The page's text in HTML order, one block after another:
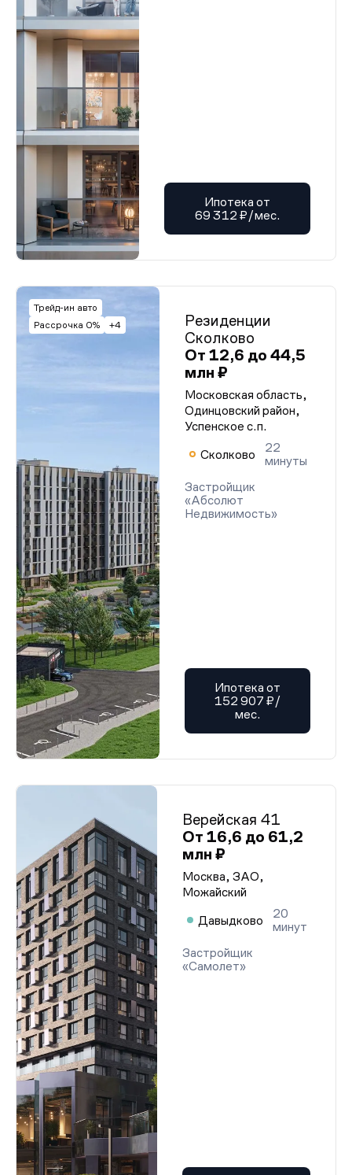
Ипотека от
69 312 ₽/мес.
Трейд-ин авто
Рассрочка 0%
+4
Резиденции
Сколково
От 12,6 до 44,5
млн ₽
Московская область,
Одинцовский район,
Успенское с.п.
Сколково
22
минуты
Застройщик
«Абсолют
Недвижимость»
Ипотека от
152 907 ₽/
мес.
Верейская 41
От 16,6 до 61,2
млн ₽
Москва, ЗАО,
Можайский
Давыдково
20
минут
Застройщик
«Самолет»